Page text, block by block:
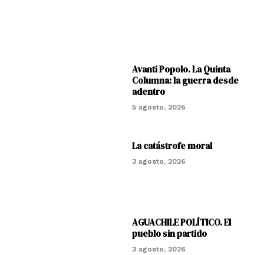
Avanti Popolo. La Quinta
Columna: la guerra desde
adentro
5 agosto, 2026
La catástrofe moral
3 agosto, 2026
AGUACHILE POLÍTICO. El
pueblo sin partido
3 agosto, 2026